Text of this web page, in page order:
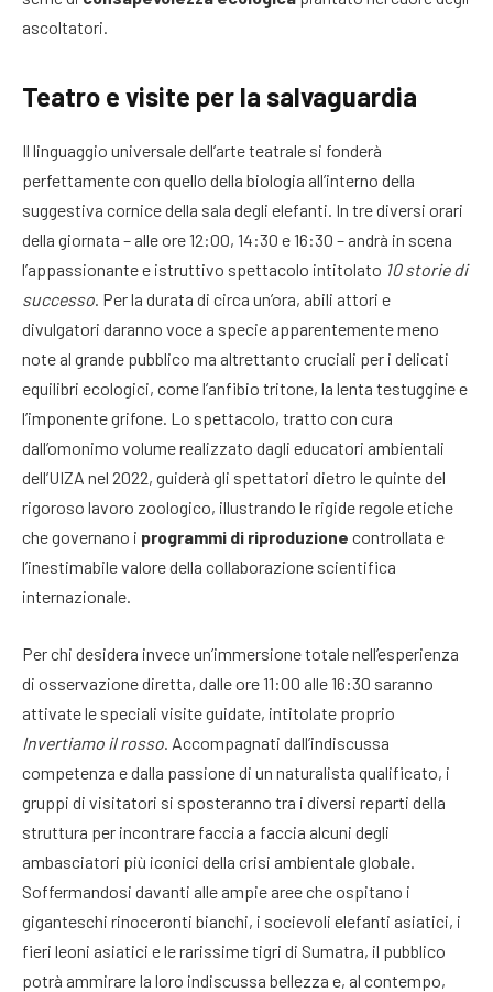
ascoltatori.
Teatro e visite per la salvaguardia
Il linguaggio universale dell’arte teatrale si fonderà
perfettamente con quello della biologia all’interno della
suggestiva cornice della sala degli elefanti. In tre diversi orari
della giornata – alle ore 12:00, 14:30 e 16:30 – andrà in scena
l’appassionante e istruttivo spettacolo intitolato 10 storie di
successo. Per la durata di circa un’ora, abili attori e
divulgatori daranno voce a specie apparentemente meno
note al grande pubblico ma altrettanto cruciali per i delicati
equilibri ecologici, come l’anfibio tritone, la lenta testuggine e
l’imponente grifone. Lo spettacolo, tratto con cura
dall’omonimo volume realizzato dagli educatori ambientali
dell’UIZA nel 2022, guiderà gli spettatori dietro le quinte del
rigoroso lavoro zoologico, illustrando le rigide regole etiche
che governano i programmi di riproduzione controllata e
l’inestimabile valore della collaborazione scientifica
internazionale.
Per chi desidera invece un’immersione totale nell’esperienza
di osservazione diretta, dalle ore 11:00 alle 16:30 saranno
attivate le speciali visite guidate, intitolate proprio
Invertiamo il rosso . Accompagnati dall’indiscussa
competenza e dalla passione di un naturalista qualificato, i
gruppi di visitatori si sposteranno tra i diversi reparti della
struttura per incontrare faccia a faccia alcuni degli
ambasciatori più iconici della crisi ambientale globale.
Soffermandosi davanti alle ampie aree che ospitano i
giganteschi rinoceronti bianchi, i socievoli elefanti asiatici, i
fieri leoni asiatici e le rarissime tigri di Sumatra, il pubblico
potrà ammirare la loro indiscussa bellezza e, al contempo,